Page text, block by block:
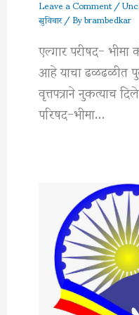
सुविचार/ Bybrambedkar
एल्गार परीषद-
आहे याचा ढळढळीत
वृत्तपत्राने नुकत्याच
परिषद-भीमा…